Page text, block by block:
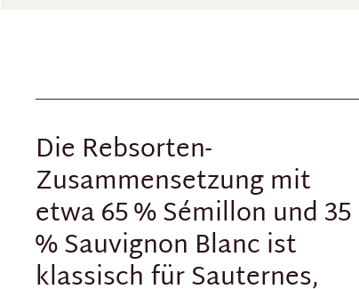
Die Rebsorten-
Zusammensetzung mit
etwa 65 % Sémillon und 35
% Sauvignon Blanc ist
klassisch für Sauternes,